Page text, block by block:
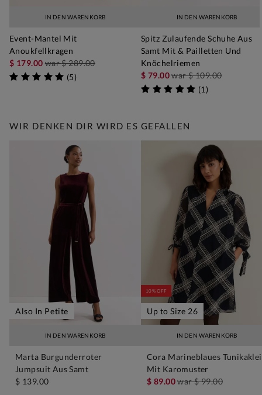
IN DEN WARENKORB
Event-Mantel Mit
Anoukfellkragen
$ 179.00 war$ 289.00
(5)
IN DEN WARENKORB
Spitz Zulaufende Schuhe Aus
Samt Mit & Pailletten Und
Knöchelriemen
$ 79.00war$ 109.00
(1)
WIR DENKEN DIR WIRD ES GEFALLEN
IN DEN WARENKORB
Also In Petite
Marta Burgunderroter
Jumpsuit Aus Samt
$ 139.00
IN DEN WARENKORB
10% OFF
Up to Size 26
Cora Marineblaues
Mit Karomuster
$ 89.00war$ 99.00